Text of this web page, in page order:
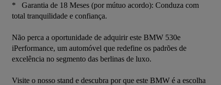
*   Garantia de 18 Meses (por mútuo acordo): Conduza com
total tranquilidade e confiança.
Não perca a oportunidade de adquirir este BMW 530e
iPerformance, um automóvel que redefine os padrões de
excelência no segmento das berlinas de luxo.
Visite o nosso stand e descubra por que este BMW é a escolha